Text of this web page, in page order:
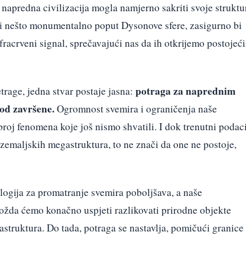
civilizacija mogla namjerno sakriti svoje
monumentalno poput Dysonove sfere, zasigurno bi
signal, sprečavajući nas da ih otkrijemo
jedna stvar postaje jasna: potraga za naprednim
završene.Ogromnost svemira i ograničenja naše
fenomena koje još nismo shvatili. I dok trenutni
megastruktura, to ne znači da one ne postoje,
za promatranje svemira poboljšava, a naše
ćemo konačno uspjeti razlikovati prirodne objekte
Do tada, potraga se nastavlja, pomičući granice